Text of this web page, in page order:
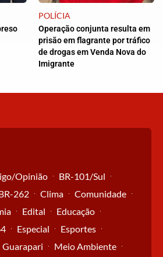
POLÍCIA
Operação conjunta resulta em
prisão em flagrante por tráfico
de drogas em Venda Nova do
Imigrante
Opinião
BR-101/Sul
262 Clima
Comunidade
Edital
Educação
Especial
Esportes
Guarapari
Meio Ambiente